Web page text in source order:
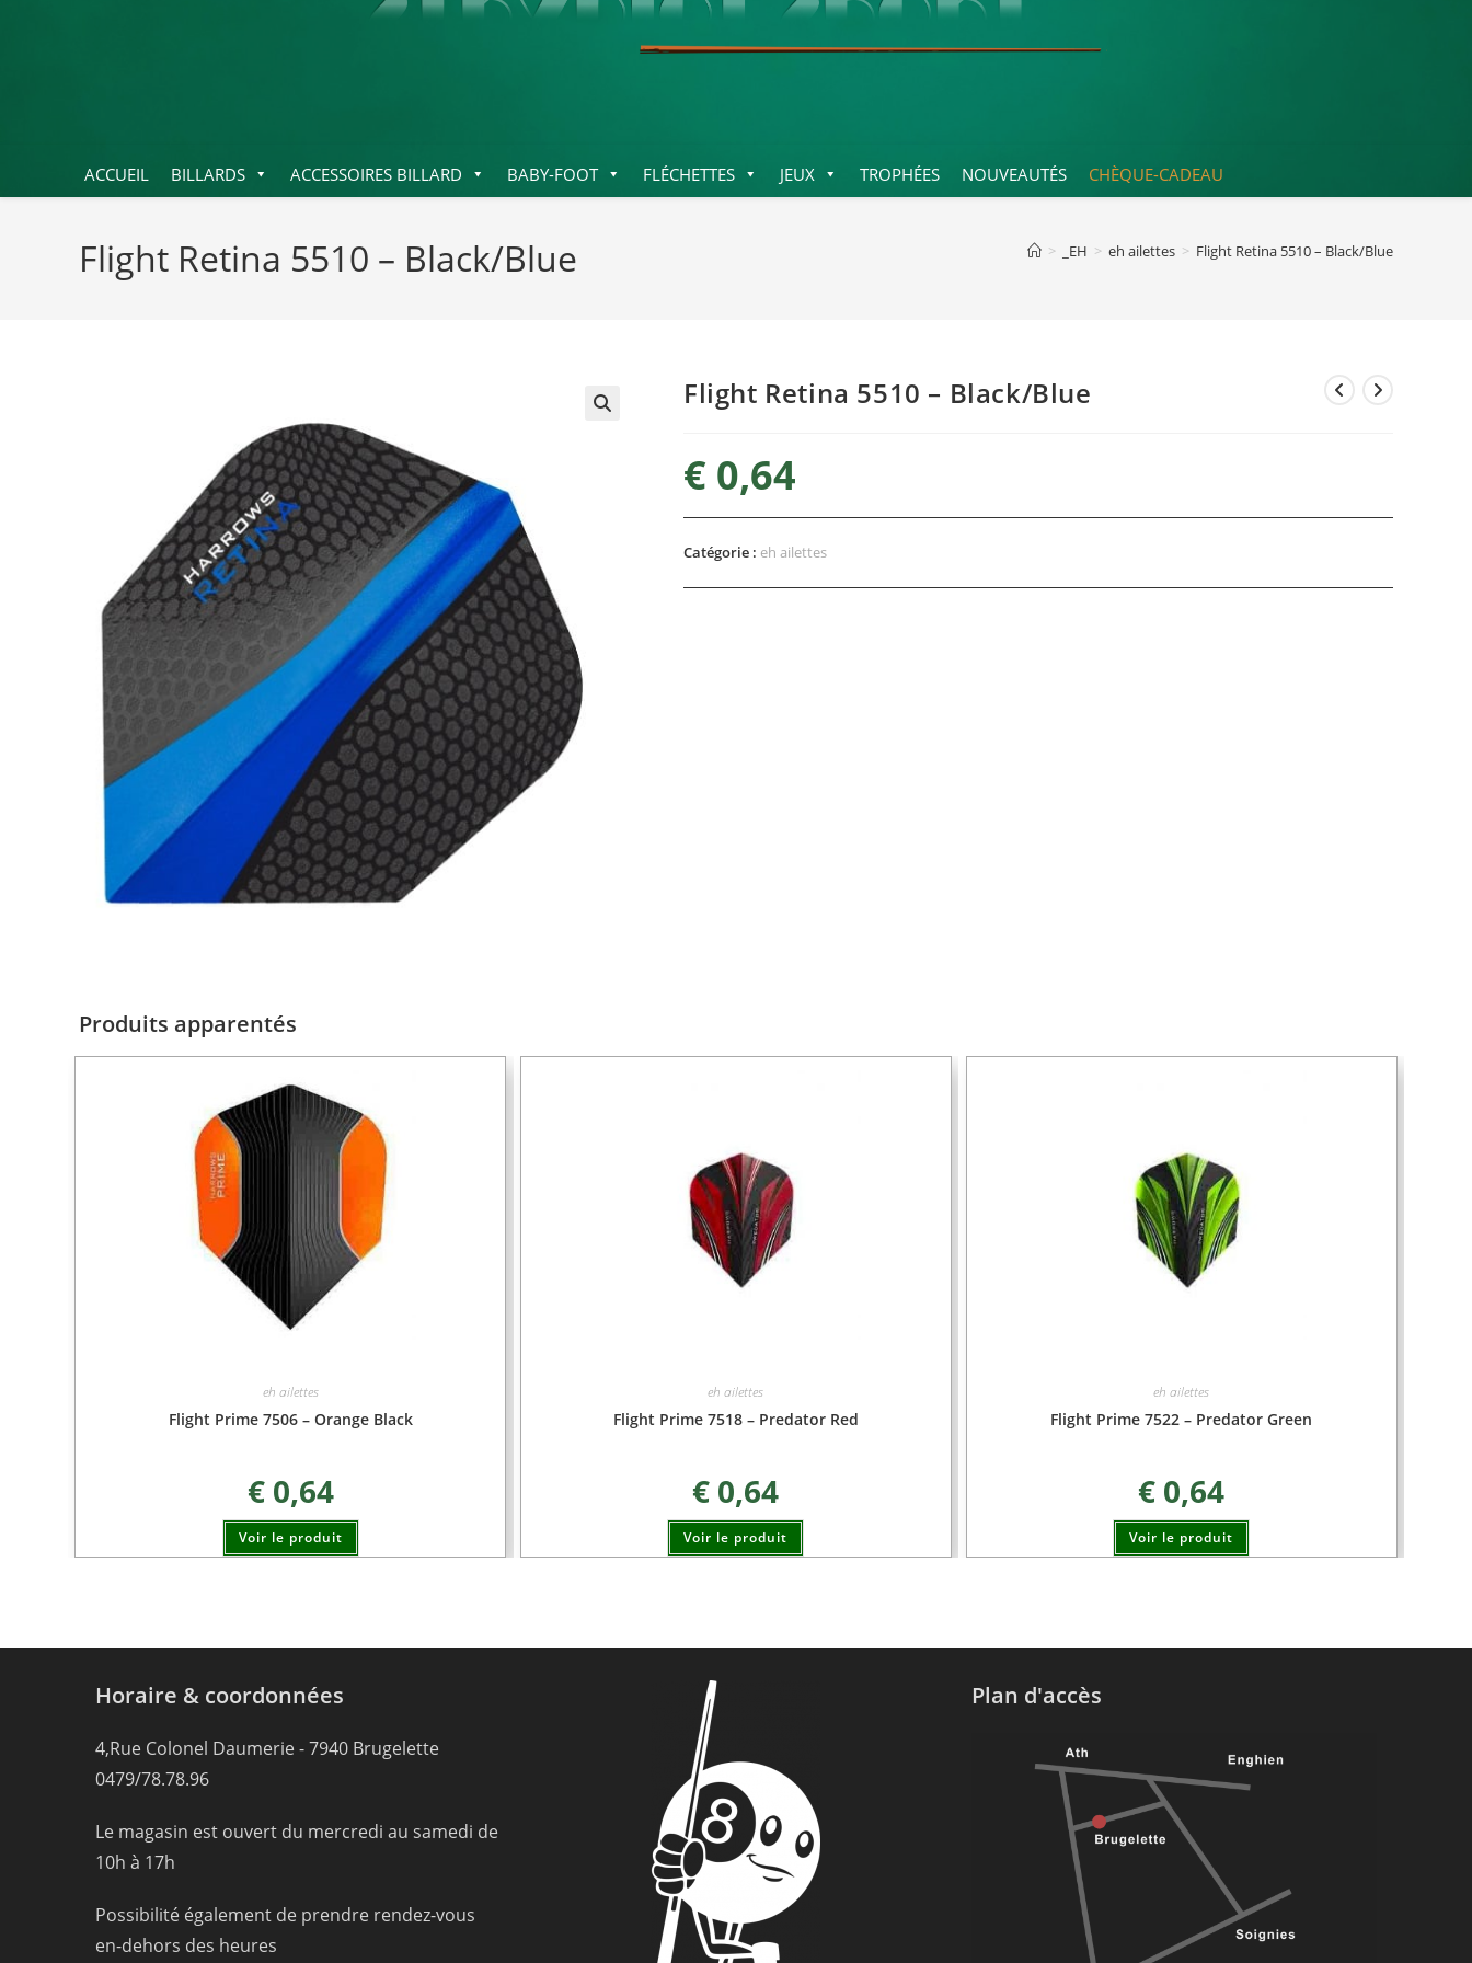
ACCUEIL BILLARDS ACCESSOIRES BILLARD BABY-FOOT FLÉCHETTES JEUX TROPHÉES NOUVEAUTÉS CHÈQUE-CADEAU
Flight Retina 5510 – Black/Blue > _EH > eh ailettes > Flight Retina 5510 – Black/Blue
Flight Retina 5510 – Black/Blue
€ 0,64
Catégorie : eh ailettes
Produits apparentés
eh ailettes
Flight Prime 7506 – Orange Black
€0,64
Voir le produit
eh ailettes
Flight Prime 7518 – Predator Red
€ 0,64
Voir le produit
eh ailettes
Flight Prime 7522 – Predator Green
€ 0,64
Voir le produit
Horaire & coordonnées
4,Rue Colonel Daumerie - 7940 Brugelette
0479/78.78.96
Le magasin est ouvert du mercredi au samedi de
10h à 17h
Possibilité également de prendre rendez-vous
en-dehors des heures
Plan d'accès